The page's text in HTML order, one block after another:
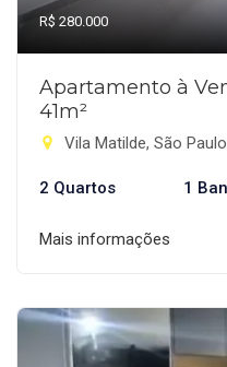
R$ 280.000
Apartamento à
41m²
Vila Matilde, São
2 Quartos 1
Mais informações